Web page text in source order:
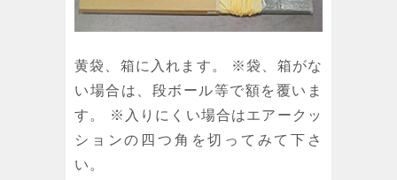
黄袋、箱に入れます。 ※袋、箱がな
い場合は、段ボール等で額を覆いま
す。 ※入りにくい場合はエアークッ
ションの四つ角を切ってみて下さ
い。